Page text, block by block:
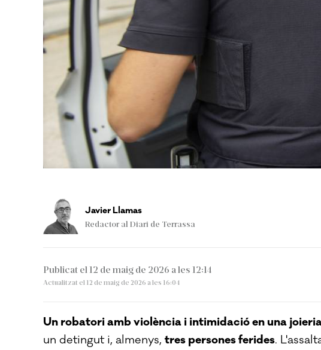
Javier Llamas
Redactor al Diari de Terrassa
Publicat el 12 de maig de 2026 a les 12:14
Actualitzat el 12 de maig de 2026 a les 16:04
Un robatori amb violència i intimidació en una
un detingut i, almenys, tres persones ferides.